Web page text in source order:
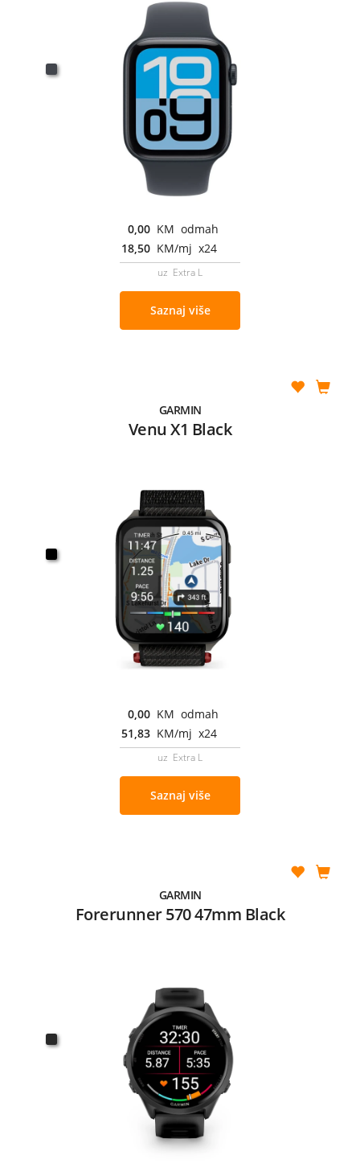
0,00 KM odmah
18,50 KM/mj x24
uz Extra L
Saznaj više
GARMIN
Venu X1 Black
0,00 KM odmah
51,83 KM/mj x24
uz Extra L
Saznaj više
GARMIN
Forerunner 570 47mm Black